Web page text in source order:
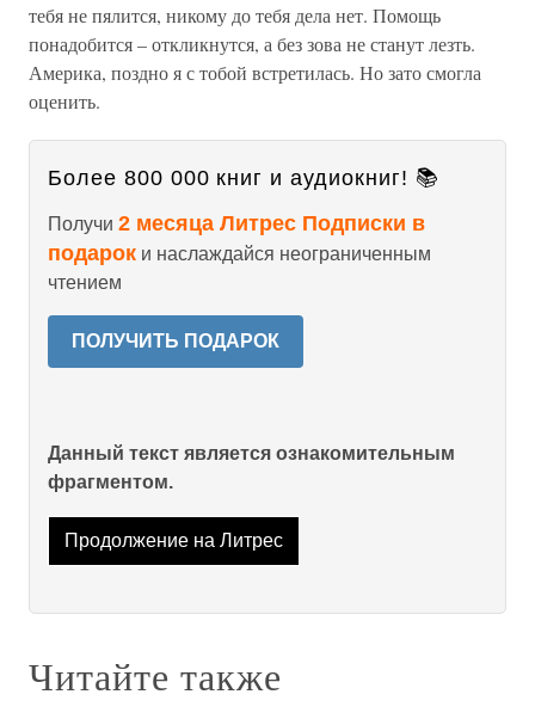
тебя не пялится, никому до тебя дела нет. Помощь
понадобится – откликнутся, а без зова не станут лезть.
Америка, поздно я с тобой встретилась. Но зато смогла
оценить.
Более 800 000 книг и аудиокниг! 📚
Получи 2 месяца Литрес Подписки в
подарок и наслаждайся неограниченным
чтением
ПОЛУЧИТЬ ПОДАРОК
Данный текст является ознакомительным
фрагментом.
Продолжение на Литрес
Читайте также